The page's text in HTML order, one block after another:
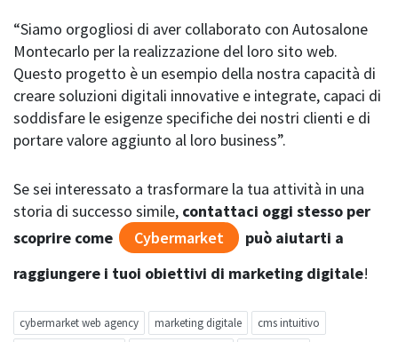
“Siamo orgogliosi di aver collaborato con Autosalone
Montecarlo per la realizzazione del loro sito web.
Questo progetto è un esempio della nostra capacità di
creare soluzioni digitali innovative e integrate, capaci di
soddisfare le esigenze specifiche dei nostri clienti e di
portare valore aggiunto al loro business”.
Se sei interessato a trasformare la tua attività in una
storia di successo simile, contattaci oggi stesso per
scoprire come
Cybermarket
può aiutarti a
raggiungere i tuoi obiettivi di marketing digitale!
cybermarket web agency marketing digitale
cms intuitivo